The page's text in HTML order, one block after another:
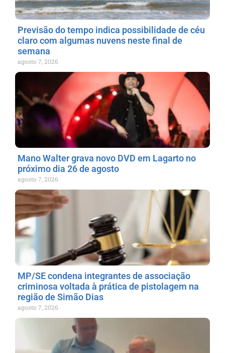
Previsão do tempo indica possibilidade de céu
claro com algumas nuvens neste final de
semana
agosto 7, 2026
Mano Walter grava novo DVD em Lagarto no
próximo dia 26 de agosto
agosto 7, 2026
MP/SE condena integrantes de associação
criminosa voltada à prática de pistolagem na
região de Simão Dias
agosto 7, 2026